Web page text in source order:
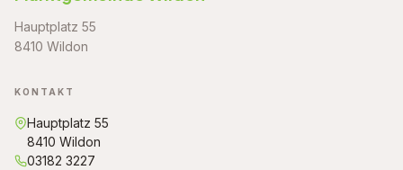
Hauptplatz 55
8410 Wildon
KONTAKT
Hauptplatz 55
8410 Wildon
03182 3227